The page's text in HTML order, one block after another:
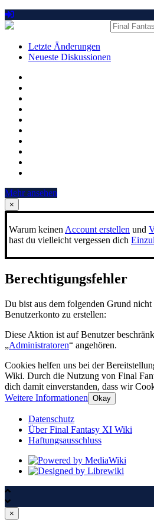
Letzte Änderungen
Neueste Diskussionen
Mehr ansehen
×
Warum keinen Account erstellen und
hast du vielleicht vergessen dich
Berechtigungsfehler
Du bist aus dem folgenden Grund nicht
Benutzerkonto zu erstellen:
Diese Aktion ist auf Benutzer
„Administratoren“ angehören.
Cookies helfen uns bei der
Wiki. Durch die Nutzung von Final
dich damit einverstanden, dass wir
Weitere Informationen Okay
Datenschutz
Über Final Fantasy XI Wiki
Haftungsausschluss
×